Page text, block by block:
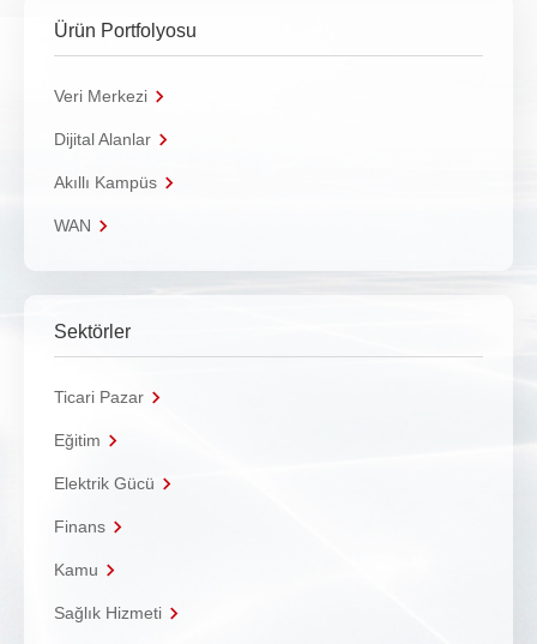
Ürün Portfolyosu
Veri Merkezi
Dijital Alanlar
Akıllı Kampüs
WAN
Sektörler
Ticari Pazar
Eğitim
Elektrik Gücü
Finans
Kamu
Sağlık Hizmeti